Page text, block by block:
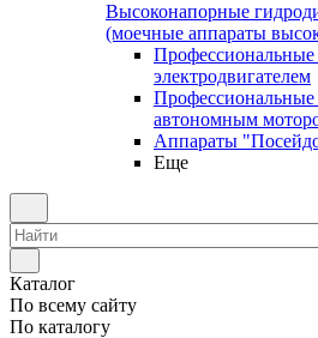
Высоконапорные
(моечные аппараты
электродвигателем
автономным
Аппараты
Еще
Каталог
По всему сайту
По каталогу